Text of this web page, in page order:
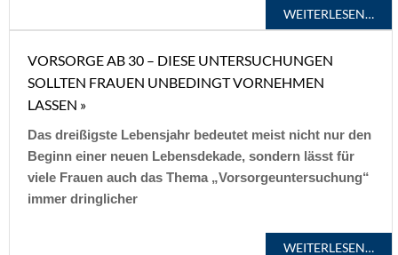
WEITERLESEN…
VORSORGE AB 30 – DIESE UNTERSUCHUNGEN
SOLLTEN FRAUEN UNBEDINGT VORNEHMEN
LASSEN »
Das dreißigste Lebensjahr bedeutet meist nicht nur den
Beginn einer neuen Lebensdekade, sondern lässt für
viele Frauen auch das Thema „Vorsorgeuntersuchung“
immer dringlicher
WEITERLESEN…